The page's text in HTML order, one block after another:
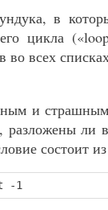
в
цикла
всех
и
разложены
состоит
-1